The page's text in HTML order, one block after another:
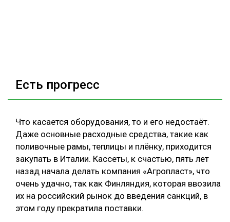
Есть прогресс
Что касается оборудования, то и его недостаёт.
Даже основные расходные средства, такие как
поливочные рамы, теплицы и плёнку, приходится
закупать в Италии. Кассеты, к счастью, пять лет
назад начала делать компания «Агропласт», что
очень удачно, так как Финляндия, которая ввозила
их на российский рынок до введения санкций, в
этом году прекратила поставки.